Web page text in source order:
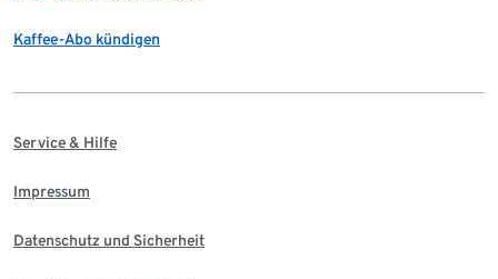
Kaffee-Abo kündigen
Service & Hilfe
Impressum
Datenschutz und Sicherheit